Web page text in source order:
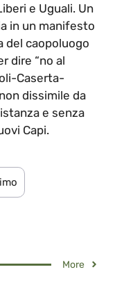
e Uguali. Un
in un manifesto
caopoluogo
dire “no al
Caserta-
dissimile da
e senza
Capi.
More